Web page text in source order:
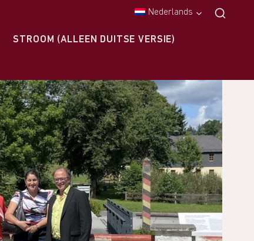
Nederlands
STROOM (ALLEEN DUITSE VERSIE)